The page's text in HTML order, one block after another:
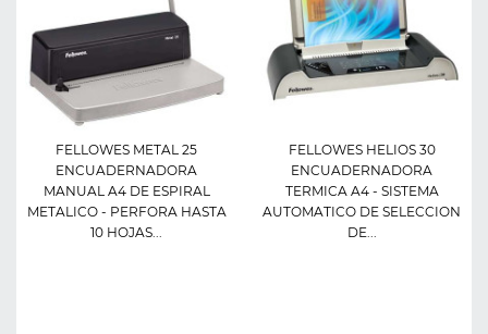
FELLOWES METAL 25
ENCUADERNADORA
MANUAL A4 DE ESPIRAL
METALICO - PERFORA HASTA
10 HOJAS...
FELLOWES HELIOS 30
ENCUADERNADORA
TERMICA A4 - SISTEMA
AUTOMATICO DE SELECCION
DE...